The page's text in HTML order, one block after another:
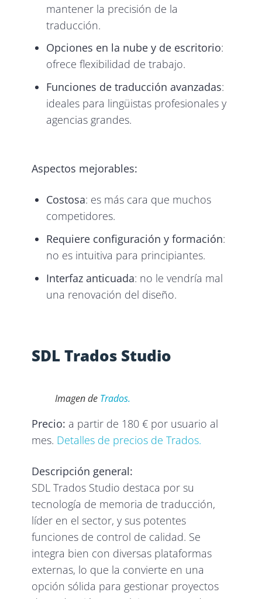
mantener la precisión de la
traducción.
Opciones en la nube y de escritorio:
ofrece flexibilidad de trabajo.
Funciones de traducción avanzadas:
ideales para lingüistas profesionales y
agencias grandes.
Aspectos mejorables:
Costosa: es más cara que muchos
competidores.
Requiere configuración y formación:
no es intuitiva para principiantes.
Interfaz anticuada: no le vendría mal
una renovación del diseño.
SDL Trados Studio
Imagen de Trados.
Precio: a partir de 180 € por usuario al
mes. Detalles de precios de Trados.
Descripción general:
SDL Trados Studio destaca por su
tecnología de memoria de traducción,
líder en el sector, y sus potentes
funciones de control de calidad. Se
integra bien con diversas plataformas
externas, lo que la convierte en una
opción sólida para gestionar proyectos